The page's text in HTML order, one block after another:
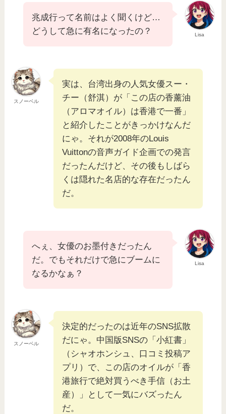
Lisa
兆成行って名前はよく聞くけど…
どうして急に有名になったの？
スノーベル
実は、台湾出身の人気女優スー・
チー（舒淇）が「この店の香薰油
（アロマオイル）は香港で一番」
と紹介したことがきっかけなんだ
にゃ。それが2008年のLouis
Vuittonの音声ガイド企画での発言
だったんだけど、その後もしばら
くは隠れた名店的な存在だったん
だ。
Lisa
へぇ、女優のお墨付きだったん
だ。でもそれだけで急にブームに
なるかなぁ？
スノーベル
決定的だったのは近年のSNS拡散
だにゃ。中国版SNSの「小紅書」
（シャオホンシュ、口コミ投稿ア
プリ）で、この店のオイルが「香
港旅行で絶対買うべき手信（お土
産）」として一気にバズったん
だ。